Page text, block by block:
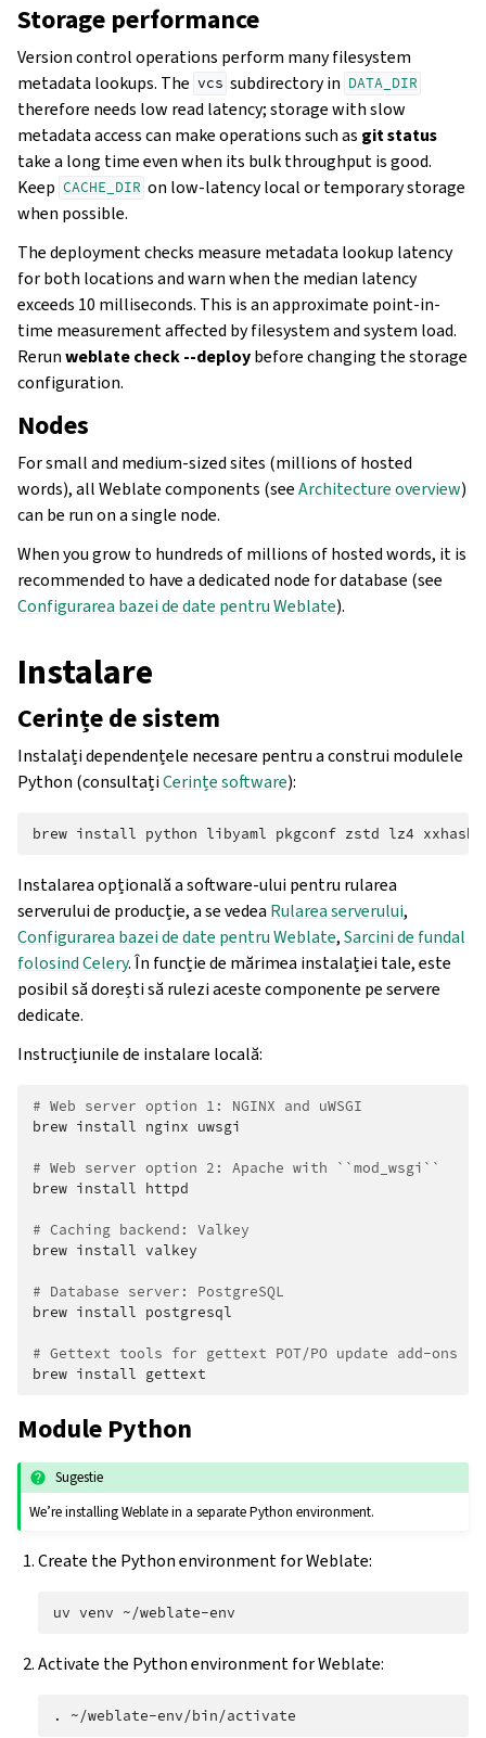
Storage performance
Version control operations perform many filesystem
metadata lookups. The vcs subdirectory in DATA_DIR
therefore needs low read latency; storage with slow
metadata access can make operations such as git status
take a long time even when its bulk throughput is good.
Keep CACHE_DIR on low-latency local or temporary storage
when possible.
The deployment checks measure metadata lookup latency
for both locations and warn when the median latency
exceeds 10 milliseconds. This is an approximate point-in-
time measurement affected by filesystem and system load.
Rerunweblate check --deploybefore changing the storage
configuration.
Nodes
For small and medium-sized sites (millions of hosted
words), all Weblate components (seeArchitecture overview)
can be run on a single node.
When you grow to hundreds of millions of hosted words, it is
recommended to have a dedicated node for database (see
Configurarea bazei de date pentru Weblate).
Instalare
Cerințe de sistem
Instalați dependențele necesare pentru a construi modulele
Python (consultațiCerințe software):
brew install python libyaml pkgconf zstd lz4 xxhash
Instalarea opțională a software-ului pentru rularea
serverului de producție, a se vedea Rularea serverului,
Configurarea bazei de date pentru Weblate,Sarcini de fundal
folosind Celery. În funcție de mărimea instalației tale, este
posibil să dorești să rulezi aceste componente pe servere
dedicate.
Instrucțiunile de instalare locală:
# Web server option 1: NGINX and uWSGI
brew install nginx uwsgi
# Web server option 2: Apache with ``mod_wsgi``
brew install httpd
# Caching backend: Valkey
brew install valkey
# Database server: PostgreSQL
brew install postgresql
# Gettext tools for gettext POT/PO update add-ons
brew install
Module Python
Sugestie
We’re installing Weblate in a separate Python environment.
Create the Python environment for Weblate:
uv venv
Activate the Python environment for Weblate:
.